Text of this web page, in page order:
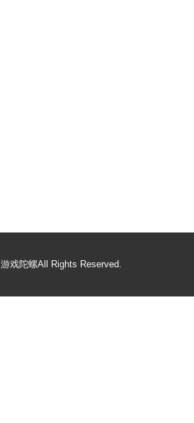
游戏陀螺All Rights Reserved.